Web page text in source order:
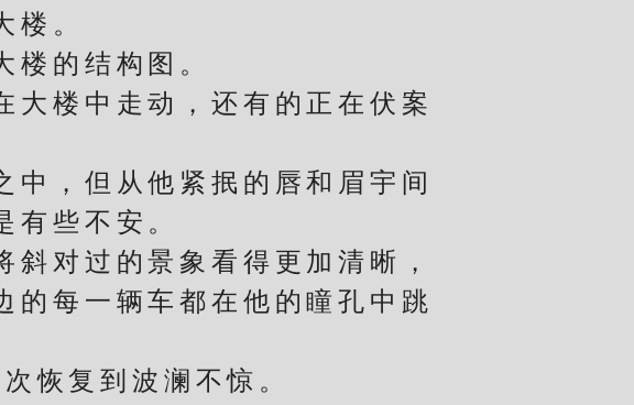
楼。
的结构图。
楼中走动，还有的正在伏案
，但从他紧抿的唇和眉宇间
有些不安。
对过的景象看得更加清晰，
的每一辆车都在他的瞳孔中跳
复到波澜不惊。